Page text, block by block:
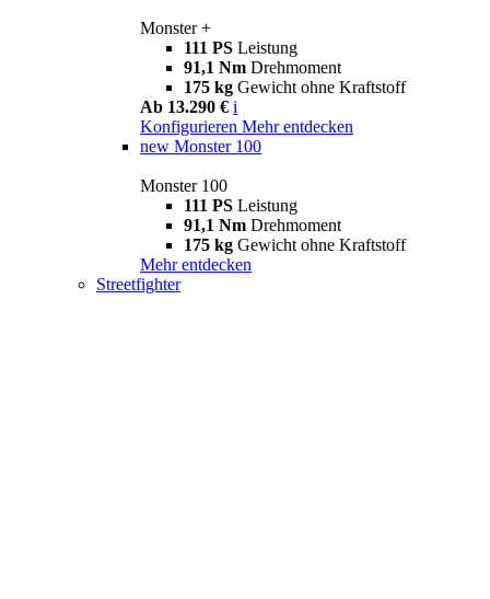
Monster +
111 PS Leistung
91,1 Nm Drehmoment
175 kg Gewicht ohne Kraftstoff
Ab 13.290 € i
Konfigurieren Mehr entdecken
new Monster 100
Monster 100
111 PS Leistung
91,1 Nm Drehmoment
175 kg Gewicht ohne Kraftstoff
Mehr entdecken
Streetfighter